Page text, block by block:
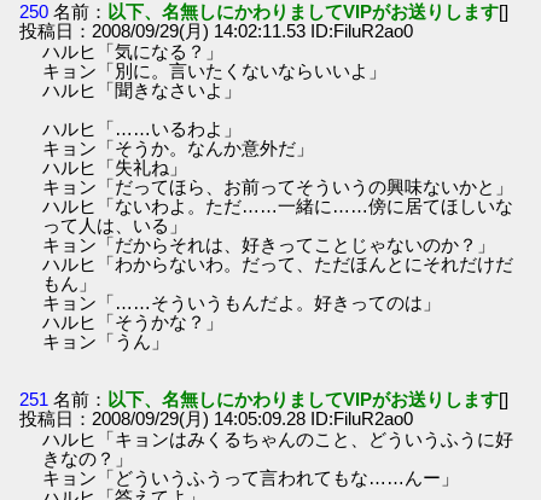
250 名前： 以下、名無しにかわりましてVIPがお送りします[]
投稿日：2008/09/29(月) 14:02:11.53 ID:FiluR2ao0
ハルヒ「気になる？」
キョン「別に。言いたくないならいいよ」
ハルヒ「聞きなさいよ」
ハルヒ「……いるわよ」
キョン「そうか。なんか意外だ」
ハルヒ「失礼ね」
キョン「だってほら、お前ってそういうの興味ないかと」
ハルヒ「ないわよ。ただ……一緒に……傍に居てほしいな
って人は、いる」
キョン「だからそれは、好きってことじゃないのか？」
ハルヒ「わからないわ。だって、ただほんとにそれだけだ
もん」
キョン「……そういうもんだよ。好きってのは」
ハルヒ「そうかな？」
キョン「うん」
251 名前： 以下、名無しにかわりましてVIPがお送りします[]
投稿日：2008/09/29(月) 14:05:09.28 ID:FiluR2ao0
ハルヒ「キョンはみくるちゃんのこと、どういうふうに好
きなの？」
キョン「どういうふうって言われてもな……んー」